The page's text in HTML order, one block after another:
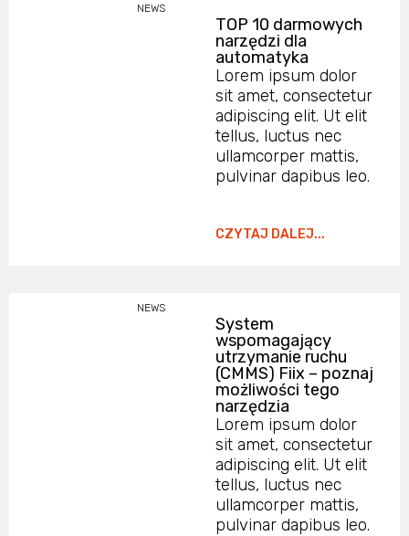
NEWS
TOP 10 darmowych
narzędzi dla
automatyka
Lorem ipsum dolor
sit amet, consectetur
adipiscing elit. Ut elit
tellus, luctus nec
ullamcorper mattis,
pulvinar dapibus leo.
CZYTAJ DALEJ...
NEWS
System
wspomagający
utrzymanie ruchu
(CMMS) Fiix – poznaj
możliwości tego
narzędzia
Lorem ipsum dolor
sit amet, consectetur
adipiscing elit. Ut elit
tellus, luctus nec
ullamcorper mattis,
pulvinar dapibus leo.